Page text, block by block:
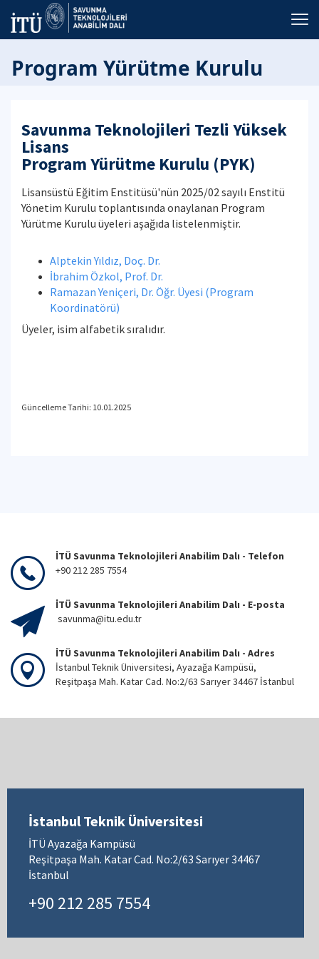
Program Yürütme Kurulu
Savunma Teknolojileri Tezli Yüksek
Lisans
Program Yürütme Kurulu (PYK)
Lisansüstü Eğitim Enstitüsü'nün 2025/02 sayılı Enstitü
Yönetim Kurulu toplantısında onaylanan Program
Yürütme Kurulu üyeleri aşağıda listelenmiştir.
Alptekin Yıldız, Doç. Dr.
İbrahim Özkol, Prof. Dr.
Ramazan Yeniçeri, Dr. Öğr. Üyesi (Program
Koordinatörü)
Üyeler, isim alfabetik sıralıdır.
Güncelleme Tarihi: 10.01.2025
İTÜ Savunma Teknolojileri Anabilim Dalı - Telefon
+90 212 285 7554
İTÜ Savunma Teknolojileri Anabilim Dalı - E-posta
savunma@itu.edu.tr
İTÜ Savunma Teknolojileri Anabilim Dalı - Adres
İstanbul Teknik Üniversitesi, Ayazağa Kampüsü,
Reşitpaşa Mah. Katar Cad. No:2/63 Sarıyer 34467 İstanbul
İstanbul Teknik Üniversitesi
İTÜ Ayazağa Kampüsü
Reşitpaşa Mah. Katar Cad. No:2/63 Sarıyer 34467
İstanbul
+90 212 285 7554